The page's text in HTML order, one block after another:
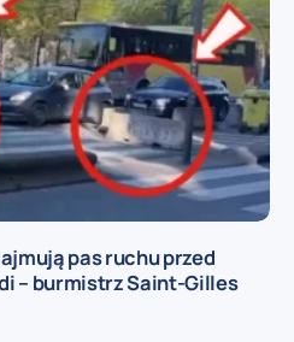
pas ruchu przed
– burmistrz Saint-Gilles